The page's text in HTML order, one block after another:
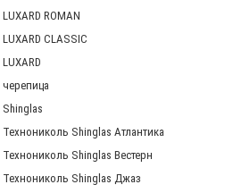
LUXARD ROMAN
LUXARD CLASSIC
LUXARD
черепица
Shinglas
Технониколь Shinglas Атлантика
Технониколь Shinglas Вестерн
Технониколь Shinglas Джаз